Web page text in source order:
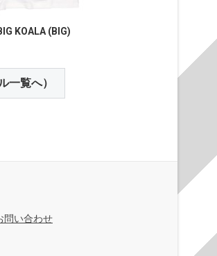
KOALA (BIG)
一覧へ）
問い合わせ